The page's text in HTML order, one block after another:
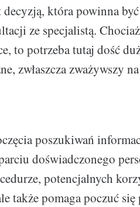
która powinna
ze specjalistą.
to potrzeba tutaj dość
zwłaszcza zważywszy
poszukiwań
doświadczonego
potencjalnych
także pomaga poczuć